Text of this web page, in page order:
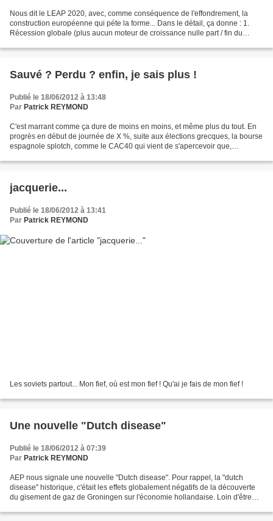
Nous dit le LEAP 2020, avec, comme conséquence de l'effondrement, la
construction européenne qui péte la forme... Dans le détail, ça donne : 1.
Récession globale (plus aucun moteur de croissance nulle part / fin du
Sauvé ? Perdu ? enfin, je sais plus !
Publié le 18/06/2012 à 13:48
Par Patrick REYMOND
C'est marrant comme ça dure de moins en moins, et même plus du tout. En
progrès en début de journée de X %, suite aux élections grecques, la bourse
espagnole splotch, comme le CAC40 qui vient de s'apercevoir que,
jacquerie...
Publié le 18/06/2012 à 13:41
Par Patrick REYMOND
Les soviets partout... Mon fief, où est mon fief ! Qu'ai je fais de mon fief !
Une nouvelle "Dutch disease"
Publié le 18/06/2012 à 07:39
Par Patrick REYMOND
AEP nous signale une nouvelle "Dutch disease". Pour rappel, la "dutch
disease" historique, c'était les effets globalement négatifs de la découverte
du gisement de gaz de Groningen sur l'économie hollandaise. Loin d'être